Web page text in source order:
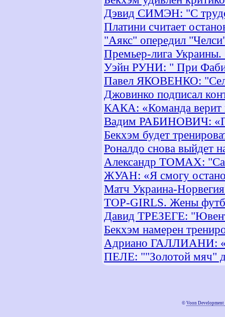
Дэвид СИМЭН: "С
Платини считает
"Аякс" опередил
Премьер-лига
Уэйн РУНИ: " При Фабио
Павел ЯКОВЕНКО:
Джовинко подписал
КАКА: «Команда верит
Вадим РАБИНОВИЧ:
Бекхэм будет
Роналдо снова выйдет
Александр ТОМАХ:
ЖУАН: «Я смогу
Матч Украина-
TOP-GIRLS. Жены
Давид ТРЕЗЕГЕ:
Бекхэм намерен
Адриано ГАЛЛИАНИ:
ПЕЛЕ: ""Золотой мяч"
© Voon Development